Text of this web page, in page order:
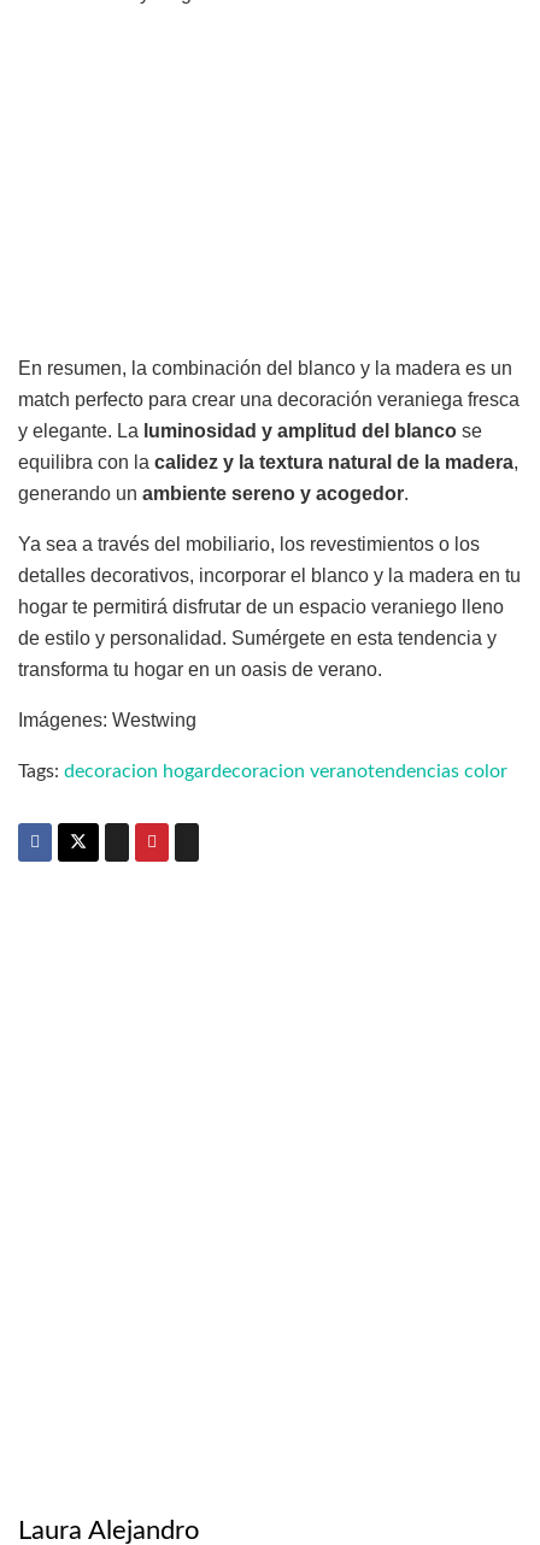
En resumen, la combinación del blanco y la madera es un
match perfecto para crear una decoración veraniega fresca
y elegante. La luminosidad y amplitud del blanco se
equilibra con la calidez y la textura natural de la madera,
generando un ambiente sereno y acogedor.
Ya sea a través del mobiliario, los revestimientos o los
detalles decorativos, incorporar el blanco y la madera en tu
hogar te permitirá disfrutar de un espacio veraniego lleno
de estilo y personalidad. Sumérgete en esta tendencia y
transforma tu hogar en un oasis de verano.
Imágenes: Westwing
Tags: decoracion hogardecoracion veranotendencias color
Laura Alejandro